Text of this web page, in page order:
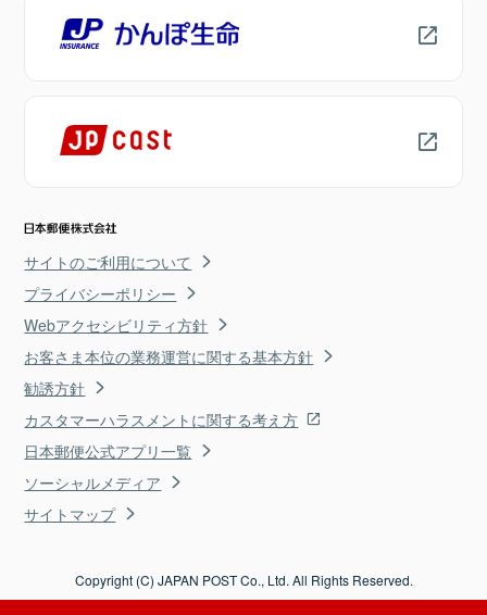
サイトのご利用について
プライバシーポリシー
Webアクセシビリティ方針
お客さま本位の業務運営に関する基本方針
勧誘方針
カスタマーハラスメントに関する考え方
日本郵便公式アプリ一覧
ソーシャルメディア
サイトマップ
Copyright (C) JAPAN POST Co., Ltd. All Rights Reserved.